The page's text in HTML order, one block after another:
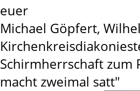
euer
Michael Göpfert,
Schirmherrschaft zum
macht zweimal satt"